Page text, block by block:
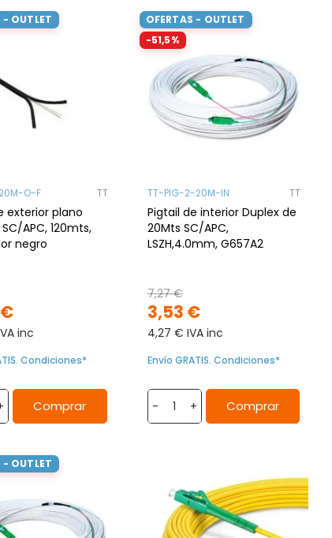
- OUTLET
O-F TT
exterior plano
APC, 120mts,
negro
inc
Condiciones*
Comprar
OFERTAS - OUTLET
-51,5%
TT-PIG-2-20M-IN TT
Pigtail de interior Duplex de
20Mts SC/APC,
LSZH,4.0mm, G657A2
3,53 €
7,27 €
4,27 € IVA inc
Envío GRATIS. Condiciones*
- + Comprar
- OUTLET